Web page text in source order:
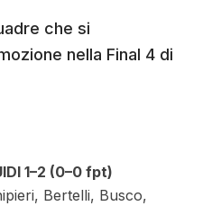
che si
nella Final 4 di
1–2 (0–0 fpt)
Bertelli, Busco,